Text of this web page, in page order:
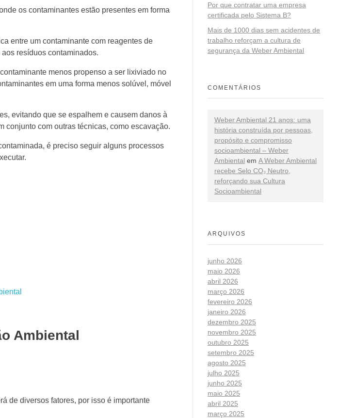
os contaminantes estão presentes em forma
entre um contaminante com reagentes de
resíduos contaminados.
menos propenso a ser lixiviado no
em uma forma menos solúvel, móvel
evitando que se espalhem e causem danos à
conjunto com outras técnicas, como escavação.
é preciso seguir alguns processos
Ambiental
de diversos fatores, por isso é importante
Por que contratar uma empresa
certificada pelo Sistema B?
Mais de 1000 dias sem acidentes de
trabalho reforçam a cultura de
segurança da Weber Ambiental
COMENTÁRIOS
Weber Ambiental 21 anos: uma
história construída por pessoas,
propósito e compromisso
socioambiental – Weber
Ambiental em A Weber Ambiental
recebe Selo CO₂ Neutro,
reforçando sua Cultura
Socioambiental
ARQUIVOS
junho 2026
maio 2026
abril 2026
março 2026
fevereiro 2026
janeiro 2026
dezembro 2025
novembro 2025
outubro 2025
setembro 2025
agosto 2025
julho 2025
junho 2025
maio 2025
abril 2025
março 2025